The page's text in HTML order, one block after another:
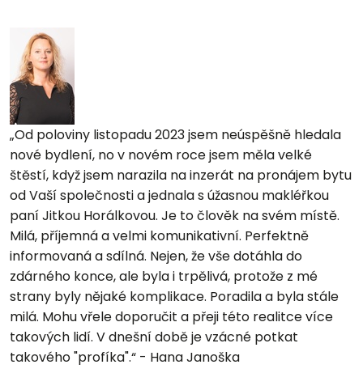
Od poloviny listopadu 2023 jsem neúspěšně hledala
nové bydlení, no v novém roce jsem měla velké
štěstí, když jsem narazila na inzerát na pronájem bytu
od Vaší společnosti a jednala s úžasnou makléřkou
paní Jitkou Horálkovou. Je to člověk na svém místě.
Milá, příjemná a velmi komunikativní. Perfektně
informovaná a sdílná. Nejen, že vše dotáhla do
zdárného konce, ale byla i trpělivá, protože z mé
strany byly nějaké komplikace. Poradila a byla stále
milá. Mohu vřele doporučit a přeji této realitce více
takových lidí. V dnešní době je vzácné potkat
takového "profíka". - Hana Janoška